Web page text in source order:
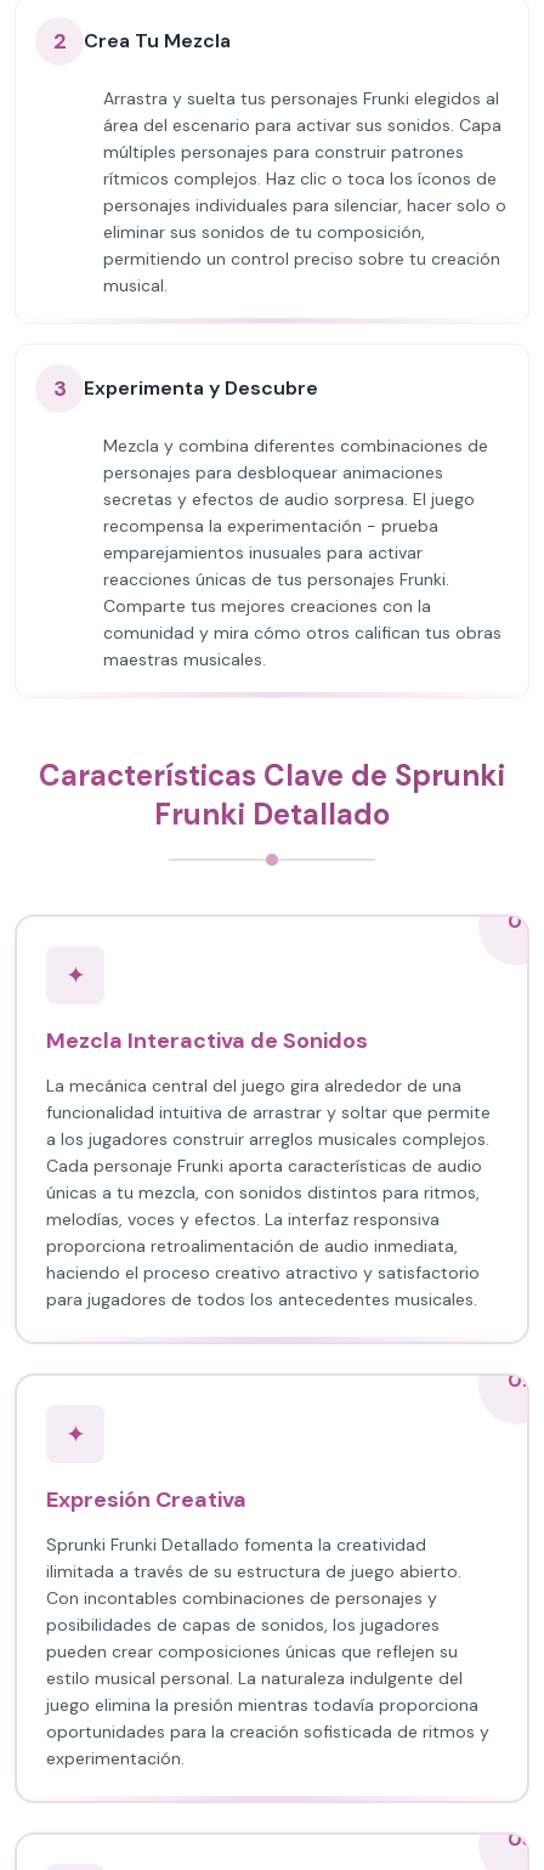
2 Crea Tu Mezcla
Arrastra y suelta tus personajes Frunki elegidos al
área del escenario para activar sus sonidos. Capa
múltiples personajes para construir patrones
rítmicos complejos. Haz clic o toca los íconos de
personajes individuales para silenciar, hacer solo o
eliminar sus sonidos de tu composición,
permitiendo un control preciso sobre tu creación
musical.
3 Experimenta y Descubre
Mezcla y combina diferentes combinaciones de
personajes para desbloquear animaciones
secretas y efectos de audio sorpresa. El juego
recompensa la experimentación - prueba
emparejamientos inusuales para activar
reacciones únicas de tus personajes Frunki.
Comparte tus mejores creaciones con la
comunidad y mira cómo otros califican tus obras
maestras musicales.
Características Clave de Sprunki
Frunki Detallado
01
✦
Mezcla Interactiva de Sonidos
La mecánica central del juego gira alrededor de una
funcionalidad intuitiva de arrastrar y soltar que permite
a los jugadores construir arreglos musicales complejos.
Cada personaje Frunki aporta características de audio
únicas a tu mezcla, con sonidos distintos para ritmos,
melodías, voces y efectos. La interfaz responsiva
proporciona retroalimentación de audio inmediata,
haciendo el proceso creativo atractivo y satisfactorio
para jugadores de todos los antecedentes musicales.
02
✦
Expresión Creativa
Sprunki Frunki Detallado fomenta la creatividad
ilimitada a través de su estructura de juego abierto.
Con incontables combinaciones de personajes y
posibilidades de capas de sonidos, los jugadores
pueden crear composiciones únicas que reflejen su
estilo musical personal. La naturaleza indulgente del
juego elimina la presión mientras todavía proporciona
oportunidades para la creación sofisticada de ritmos y
experimentación.
03